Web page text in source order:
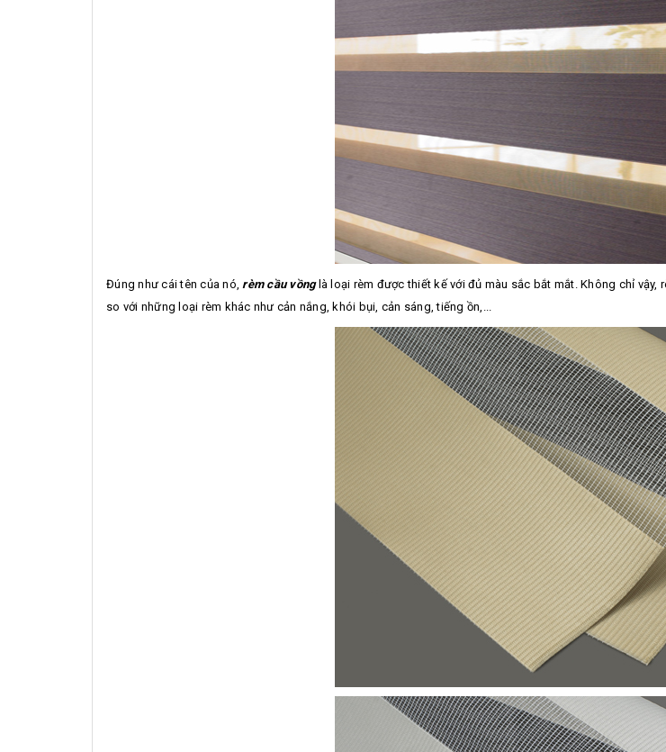
Đúng như cái tên của nó, rèm cầu vồnglà loại rèm được thiết kế với đủ màu sắc bắt mắt. Không chỉ
so với những loại rèm khác như cản nắng, khói bụi, cản sáng, tiếng ồn,...